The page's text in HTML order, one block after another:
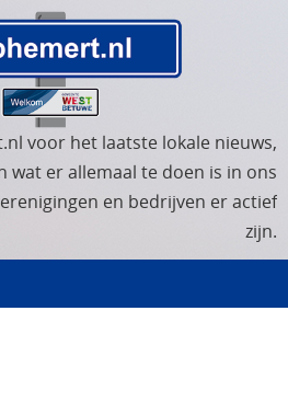
voor het laatste lokale nieuws,
wat er allemaal te doen is in ons
en bedrijven er actief
zijn.